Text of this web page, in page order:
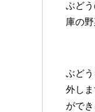
ぶど
庫の
ぶど
外し
ができ